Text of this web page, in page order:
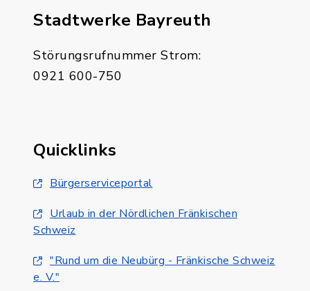
Stadtwerke Bayreuth
Störungsrufnummer Strom:
0921 600-750
Quicklinks
Bürgerserviceportal
Urlaub in der Nördlichen Fränkischen
Schweiz
"Rund um die Neubürg - Fränkische Schweiz
e. V."